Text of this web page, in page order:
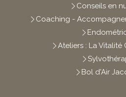
Conseils en
Coaching -
Ateliers : La Vitalité
Bol d'Air